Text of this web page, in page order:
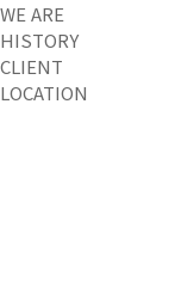
WE ARE
HISTORY
CLIENT
LOCATION